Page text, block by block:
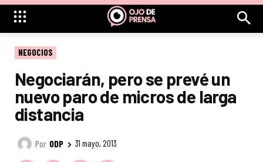
NEGOCIOS
Negociarán, pero se prevé un
nuevo paro de micros de larga
distancia
Por ODP 31 mayo, 2013